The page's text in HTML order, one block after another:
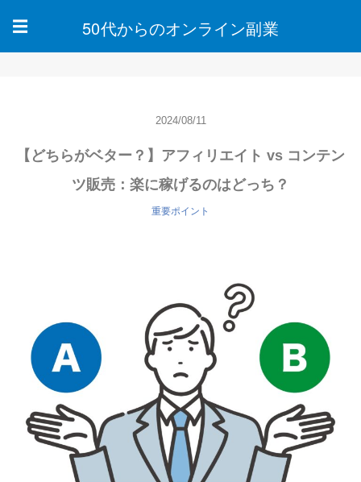
☰ 50代からのオンライン副業
2024/08/11
【どちらがベター？】アフィリエイト vs コンテン
ツ販売：楽に稼げるのはどっち？
重要ポイント